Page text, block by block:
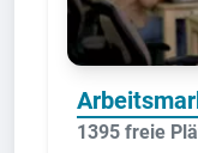
1395 freie